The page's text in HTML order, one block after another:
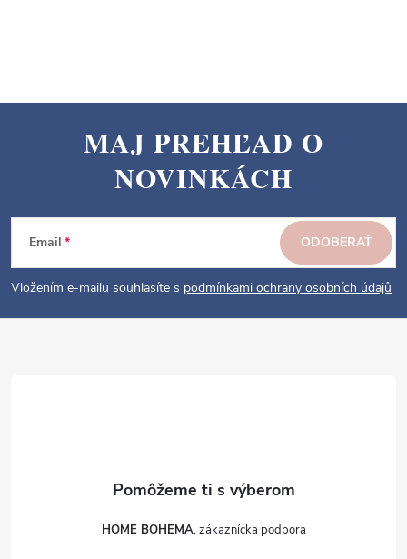
p
e
MAJ PREHĽAD O
NOVINKÁCH
Email
Vložením e-mailu souhlasíte s podmínkami ochrany osobních údajů
ODOBERAŤ
HOME BOHEMA